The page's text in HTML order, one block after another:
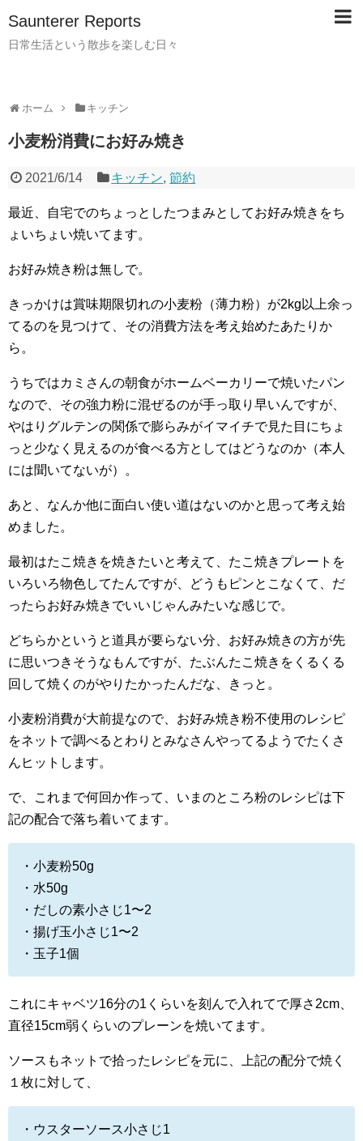
Saunterer Reports
日常生活という散歩を楽しむ日々
ホーム キッチン
小麦粉消費にお好み焼き
2021/6/14 キッチン,節約
最近、自宅でのちょっとしたつまみとしてお好み焼きをち
ょいちょい焼いてます。
お好み焼き粉は無しで。
きっかけは賞味期限切れの小麦粉（薄力粉）が2kg以上余っ
てるのを見つけて、その消費方法を考え始めたあたりか
ら。
うちではカミさんの朝食がホームベーカリーで焼いたパン
なので、その強力粉に混ぜるのが手っ取り早いんですが、
やはりグルテンの関係で膨らみがイマイチで見た目にちょ
っと少なく見えるのが食べる方としてはどうなのか（本人
には聞いてないが）。
あと、なんか他に面白い使い道はないのかと思って考え始
めました。
最初はたこ焼きを焼きたいと考えて、たこ焼きプレートを
いろいろ物色してたんですが、どうもピンとこなくて、だ
ったらお好み焼きでいいじゃんみたいな感じで。
どちらかというと道具が要らない分、お好み焼きの方が先
に思いつきそうなもんですが、たぶんたこ焼きをくるくる
回して焼くのがやりたかったんだな、きっと。
小麦粉消費が大前提なので、お好み焼き粉不使用のレシピ
をネットで調べるとわりとみなさんやってるようでたくさ
んヒットします。
で、これまで何回か作って、いまのところ粉のレシピは下
記の配合で落ち着いてます。
・小麦粉50g
・水50g
・だしの素小さじ1〜2
・揚げ玉小さじ1〜2
・玉子1個
これにキャベツ16分の1くらいを刻んで入れてで厚さ2cm、
直径15cm弱くらいのプレーンを焼いてます。
ソースもネットで拾ったレシピを元に、上記の配分で焼く
１枚に対して、
・ウスターソース小さじ1